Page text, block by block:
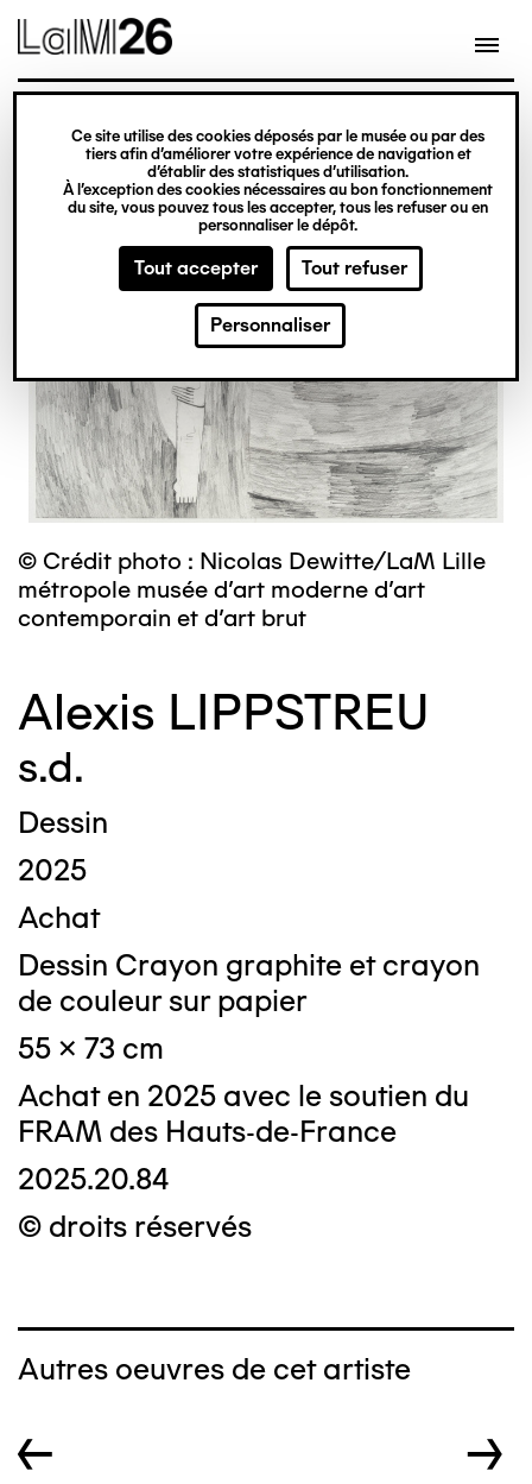
Gestion des cookies
Ce site utilise des cookies déposés par le musée ou par des
tiers afin d’améliorer votre expérience de navigation et
d’établir des statistiques d’utilisation.
À l’exception des cookies nécessaires au bon fonctionnement
du site, vous pouvez tous les accepter, tous les refuser ou en
personnaliser le dépôt.
Tout accepter Tout refuser
Personnaliser
contenu
© Crédit photo : Nicolas Dewitte/LaM Lille
métropole musée d’art moderne d’art
contemporain et d’art brut
Alexis LIPPSTREU
s.d.
Dessin
2025
Achat
Dessin Crayon graphite et crayon
de couleur sur papier
55 x 73 cm
Achat en 2025 avec le soutien du
FRAM des Hauts-de-France
2025.20.84
© droits réservés
Autres oeuvres de cet artiste
← →